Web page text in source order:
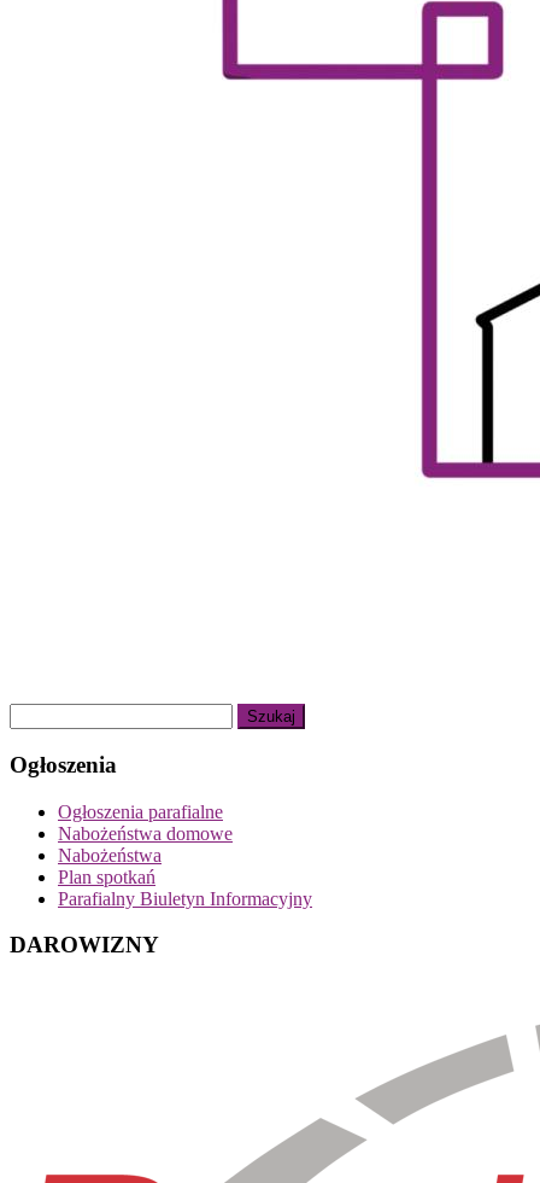
Ogłoszenia
Ogłoszenia parafialne
Nabożeństwa domowe
Nabożeństwa
Plan spotkań
Parafialny Biuletyn Informacyjny
DAROWIZNY